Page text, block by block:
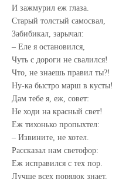
И зажмурил еж глаза.
Старый толстый самосвал,
Забибикал, зарычал:
– Еле я остановился,
Чуть с дороги не свалился!
Что, не знаешь правил ты?!
Ну-ка быстро марш в кусты!
Дам тебе я, еж, совет:
Не ходи на красный свет!
Еж тихонько пропыхтел:
– Извините, не хотел.
Рассказал нам светофор:
Еж исправился с тех пор.
Лучше всех порядок знает,